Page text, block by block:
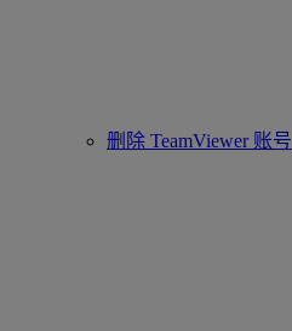
删除 TeamViewer 账号